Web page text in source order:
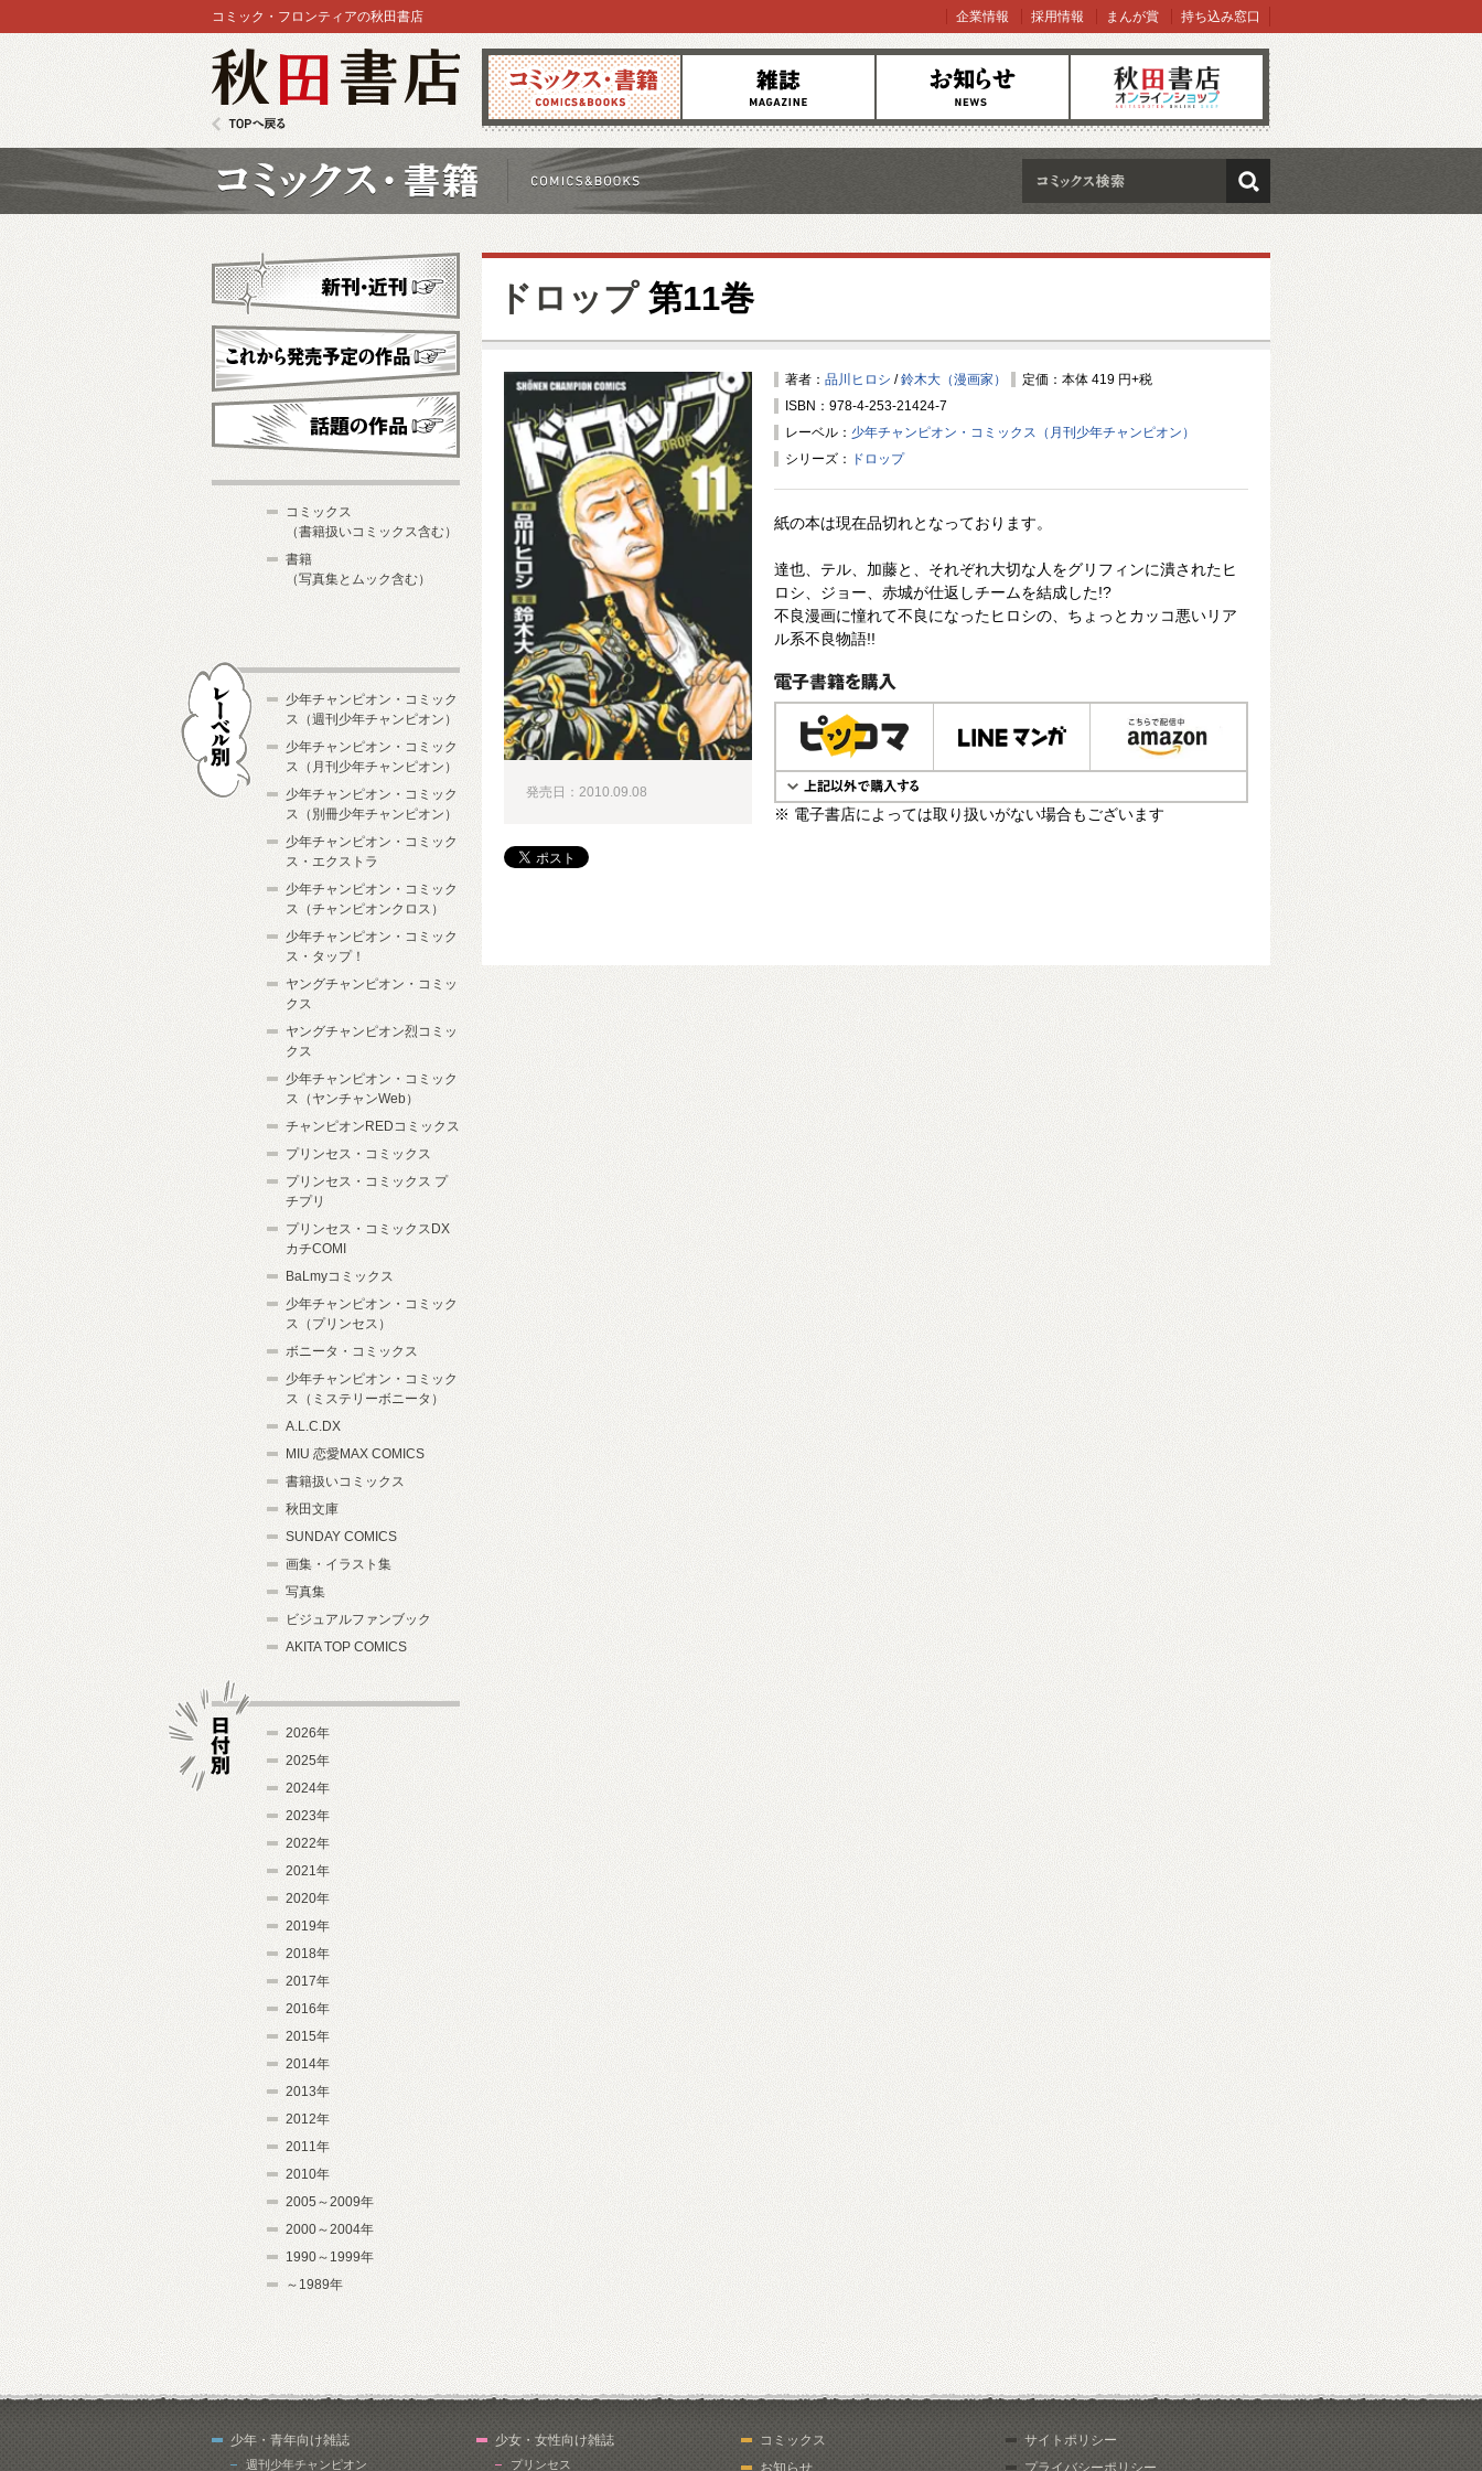
コミックス 雑誌 お知らせ オンラインショップ
コミック・フロンティアの秋田書店 企業情報 採用情報 まんが賞 持ち込み窓口
検索
ドロップ第11巻
著者： 品川ヒロシ /鈴木大（漫画家）
定価：本体 419 円+税
ISBN：978-4-253-21424-7
レーベル： 少年チャンピオン・コミックス（月刊少年チャンピオン）
シリーズ：
ドロップ
紙の本は現在品切れとなっております。
達也、テル、加藤と、それぞれ大切な人をグリフィンに潰されたヒ
ロシ、ジョー、赤城が仕返しチームを結成した!?
不良漫画に憧れて不良になったヒロシの、ちょっとカッコ悪いリア
ル系不良物語!!
電子書籍で購入
※ 電子書店によっては取り扱いがない場合もございます
発売日：2010.09.08
新刊・近刊
これから発売予定
コミックス
（書籍扱いコミックス含む）
書籍
（写真集とムック含む）
少年チャンピオン・コミック
ス（週刊少年チャンピオン）
少年チャンピオン・コミック
ス（月刊少年チャンピオン）
少年チャンピオン・コミック
ス（別冊少年チャンピオン）
少年チャンピオン・コミック
ス・エクストラ
少年チャンピオン・コミック
ス（チャンピオンクロス）
少年チャンピオン・コミック
ス・タップ！
ヤングチャンピオン・コミッ
クス
ヤングチャンピオン烈コミッ
クス
少年チャンピオン・コミック
ス（ヤンチャンWeb）
チャンピオンREDコミックス
プリンセス・コミックス
プリンセス・コミックス プ
チプリ
プリンセス・コミックスDX
カチCOMI
BaLmyコミックス
少年チャンピオン・コミック
ス（プリンセス）
ボニータ・コミックス
少年チャンピオン・コミック
ス（ミステリーボニータ）
A.L.C.DX
MIU 恋愛MAX COMICS
書籍扱いコミックス
秋田文庫
SUNDAY COMICS
画集・イラスト集
写真集
ビジュアルファンブック
AKITA TOP COMICS
2026年
2025年
2024年
2023年
2022年
2021年
2020年
2019年
2018年
2017年
2016年
2015年
2014年
2013年
2012年
2011年
2010年
2005～2009年
2000～2004年
1990～1999年
～1989年
少年・青年向け雑誌
週刊少年チャンピオン
少女・女性向け雑誌
プリンセス
コミックス
お知らせ
サイトポリシー
プライバシーポリシー